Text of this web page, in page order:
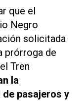
que el
Negro
solicitada
prórroga de
Tren
la
pasajeros y